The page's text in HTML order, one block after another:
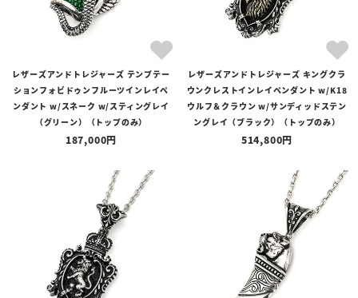
レザーズアンドトレジャーズ テンプテー
ションフォビドゥンフルーツインレイペ
ンダント w/スネーク w/スティングレイ
（グリーン）（トップのみ）
187,000
レザーズアンドトレジャーズ キングクラ
ウンクレストインレイペンダント w/K18
ウルフ＆クラウン w/サンディッドステン
ングレイ（ブラック）（トップのみ）
514,800